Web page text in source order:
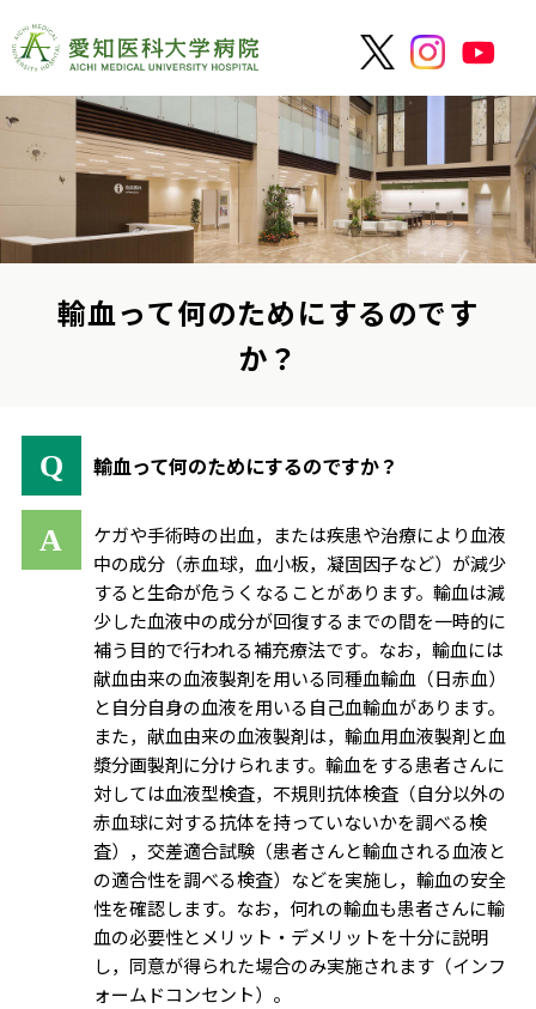
輸血って何のためにするのです
か？
輸血って何のためにするのですか？
ケガや手術時の出血，または疾患や治療により血液
中の成分（赤血球，血小板，凝固因子など）が減少
すると生命が危うくなることがあります。輸血は減
少した血液中の成分が回復するまでの間を一時的に
補う目的で行われる補充療法です。なお，輸血には
献血由来の血液製剤を用いる同種血輸血（日赤血）
と自分自身の血液を用いる自己血輸血があります。
また，献血由来の血液製剤は，輸血用血液製剤と血
漿分画製剤に分けられます。輸血をする患者さんに
対しては血液型検査，不規則抗体検査（自分以外の
赤血球に対する抗体を持っていないかを調べる検
査），交差適合試験（患者さんと輸血される血液と
の適合性を調べる検査）などを実施し，輸血の安全
性を確認します。なお，何れの輸血も患者さんに輸
血の必要性とメリット・デメリットを十分に説明
し，同意が得られた場合のみ実施されます（インフ
ォームドコンセント）。